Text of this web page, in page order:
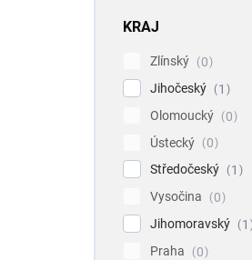
KRAJ
Zlínský
0
Jihočeský
1
Olomoucký
0
Ústecký
0
Středočeský
1
Vysočina
0
Jihomoravský
1
Praha
0